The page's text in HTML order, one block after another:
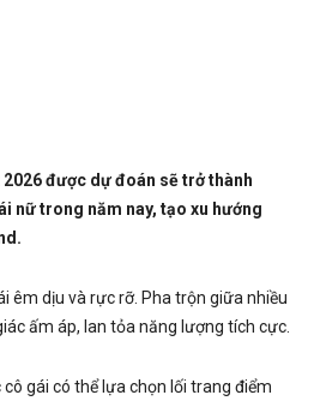
được dự đoán sẽ trở thành
nữ trong năm nay, tạo xu hướng
êm dịu và rực rỡ. Pha trộn giữa nhiều
ấm áp, lan tỏa năng lượng tích cực.
cô gái có thể lựa chọn lối trang điểm